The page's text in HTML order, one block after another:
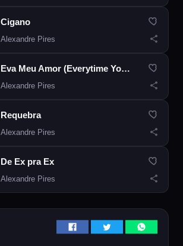
Cigano
Alexandre Pires
Eva Meu Amor (Everytime You Go Away)
Alexandre Pires
Requebra
Alexandre Pires
De Ex pra Ex
Alexandre Pires